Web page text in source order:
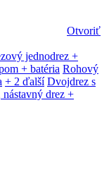
Otvoriť
jednodrez +
+ batéria Rohový
+ 2 ďalší Dvojdrez s
drez +